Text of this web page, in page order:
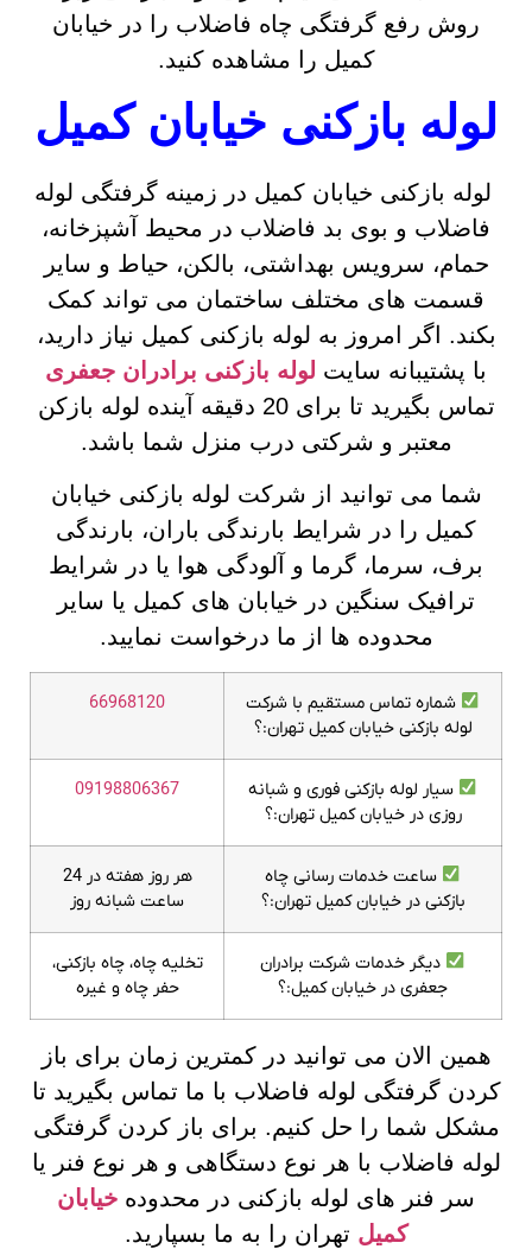
روش رفع گرفتگی چاه فاضلاب را در خیابان
کمیل را مشاهده کنید.
لوله بازکنی خیابان کمیل
لوله بازکنی خیابان کمیل در زمینه گرفتگی لوله
فاضلاب و بوی بد فاضلاب در محیط آشپزخانه،
حمام، سرویس بهداشتی، بالکن، حیاط و سایر
قسمت های مختلف ساختمان می تواند کمک
بکند. اگر امروز به لوله بازکنی کمیل نیاز دارید،
با پشتیبانه سایت لوله بازکنی برادران جعفری
تماس بگیرید تا برای 20 دقیقه آینده لوله بازکن
معتبر و شرکتی درب منزل شما باشد.
شما می توانید از شرکت لوله بازکنی خیابان
کمیل را در شرایط بارندگی باران، بارندگی
برف، سرما، گرما و آلودگی هوا یا در شرایط
ترافیک سنگین در خیابان های کمیل یا سایر
محدوده ها از ما درخواست نمایید.
شماره تماس مستقیم با شرکت
لوله بازکنی خیابان کمیل تهران:؟
66968120
سیار لوله بازکنی فوری و شبانه
روزی در خیابان کمیل تهران:؟
09198806367
ساعت خدمات رسانی چاه
بازکنی در خیابان کمیل تهران:؟
هر روز هفته در 24
ساعت شبانه روز
دیگر خدمات شرکت برادران
جعفری در خیابان کمیل:؟
تخلیه چاه، چاه بازکنی،
حفر چاه و غیره
همین الان می توانید در کمترین زمان برای باز
کردن گرفتگی لوله فاضلاب با ما تماس بگیرید تا
مشکل شما را حل کنیم. برای باز کردن گرفتگی
لوله فاضلاب با هر نوع دستگاهی و هر نوع فنر یا
سر فنر های لوله بازکنی در محدوده خیابان
کمیل تهران را به ما بسپارید.